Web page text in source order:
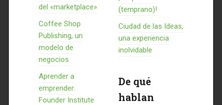
del «marketplace»
Coffee Shop
Publishing, un
modelo de
negocios
Aprender a
emprender:
Founder Institute
(temprano)!
Ciudad de las Ideas,
una experiencia
inolvidable
De qué
hablan